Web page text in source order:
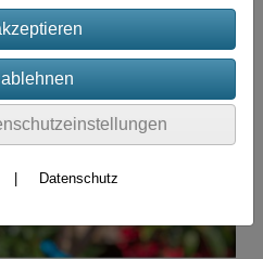
Datenschutz